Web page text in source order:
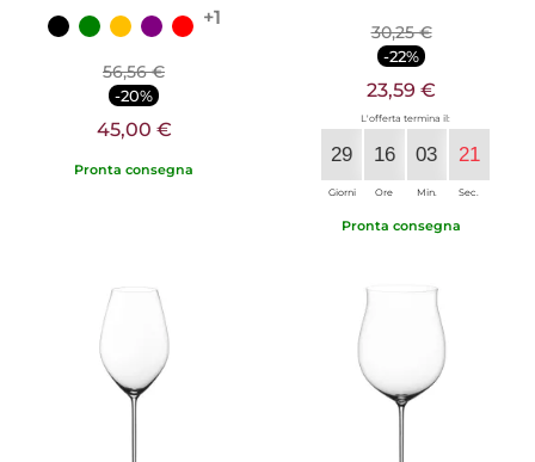
+1
56,56 €
-20%
45,00 €
Pronta consegna
30,25 €
-22%
23,59 €
L'offerta termina il:
29
Giorni
16
Ore
03
Min.
20
Sec.
Pronta consegna